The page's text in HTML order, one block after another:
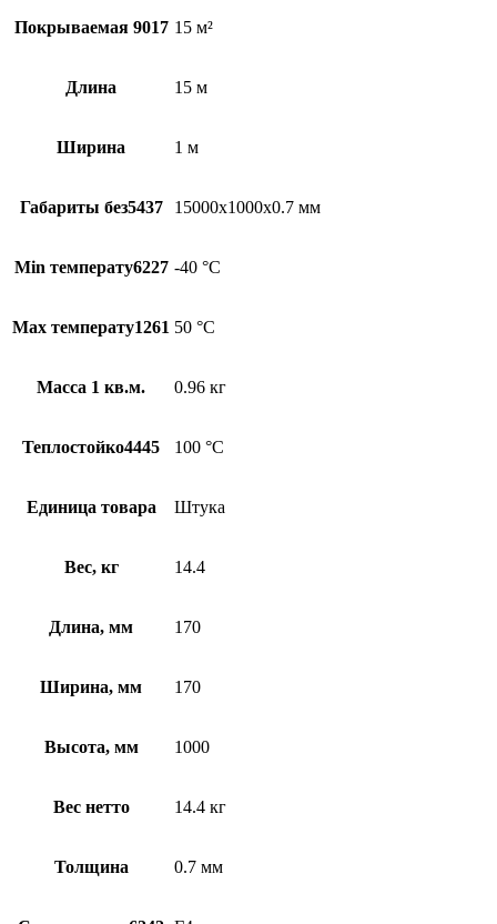
Покрываемая 9017 15 м²
Длина 15 м
Ширина 1 м
Габариты без5437 15000х1000х0.7 мм
Min температу6227 -40 °С
Max температу1261 50 °С
Масса 1 кв.м. 0.96 кг
Теплостойко4445 100 °С
Единица товара Штука
Вес, кг 14.4
Длина, мм 170
Ширина, мм 170
Высота, мм 1000
Вес нетто 14.4 кг
Толщина 0.7 мм